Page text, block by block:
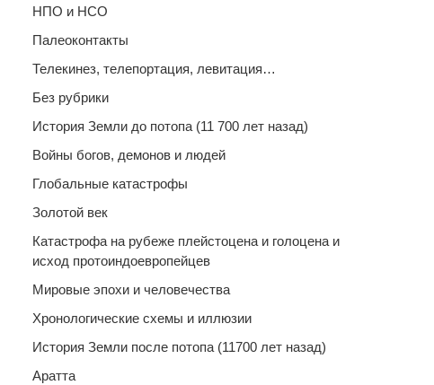
НПО и НСО
Палеоконтакты
Телекинез, телепортация, левитация…
Без рубрики
История Земли до потопа (11 700 лет назад)
Войны богов, демонов и людей
Глобальные катастрофы
Золотой век
Катастрофа на рубеже плейстоцена и голоцена и
исход протоиндоевропейцев
Мировые эпохи и человечества
Хронологические схемы и иллюзии
История Земли после потопа (11700 лет назад)
Аратта